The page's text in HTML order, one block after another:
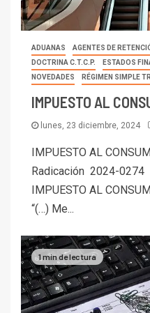
ADUANAS AGENTES DE
DOCTRINA C.T.C.P.
ESTADOS
NOVEDADES
RÉGIMEN SIMPLE
IMPUESTO AL
lunes, 23 diciembre, 2024
IMPUESTO AL
Radicación 2024-0274
IMPUESTO AL
“(…) Me...
1 min de lectura